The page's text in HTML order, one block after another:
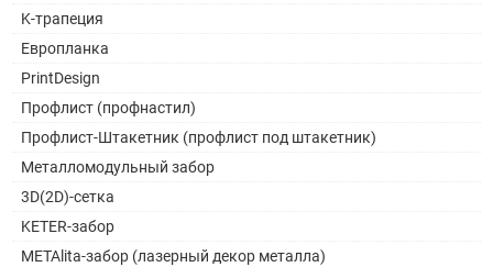
K-трапеция
Европланка
PrintDesign
Профлист (профнастил)
Профлист-Штакетник (профлист под штакетник)
Металломодульный забор
3D(2D)-сетка
KETER-забор
METAlita-забор (лазерный декор металла)